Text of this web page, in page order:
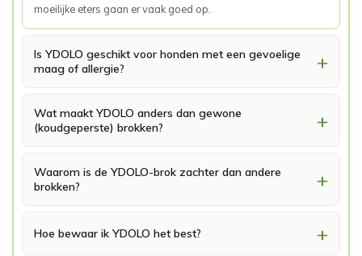
moeilijke eters gaan er vaak goed op.
Is YDOLO geschikt voor honden met een gevoelige
maag of allergie?
Wat maakt YDOLO anders dan gewone
(koudgeperste) brokken?
Waarom is de YDOLO-brok zachter dan andere
brokken?
Hoe bewaar ik YDOLO het best?